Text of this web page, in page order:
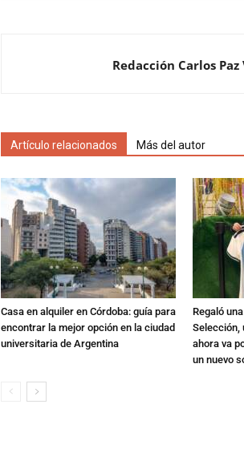
Redacción Carlos Paz
Artículo relacionados Más del autor
Casa en alquiler en Córdoba: guía para
encontrar la mejor opción en la ciudad
universitaria de Argentina
Regaló
Selección,
ahora va
un nuevo